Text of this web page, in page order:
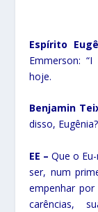
Espírito
Emmerson:
hoje.
Benjamin
disso, Eugênia?
EE – Que o
ser, num
empenhar
carências,